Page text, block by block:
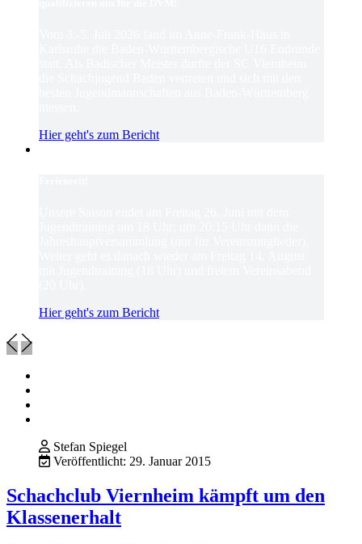
Hier geht's zum Bericht
Hier geht's zum Bericht
Stefan Spiegel
Veröffentlicht: 29. Januar 2015
Schachclub Viernheim kämpft um den
Klassenerhalt